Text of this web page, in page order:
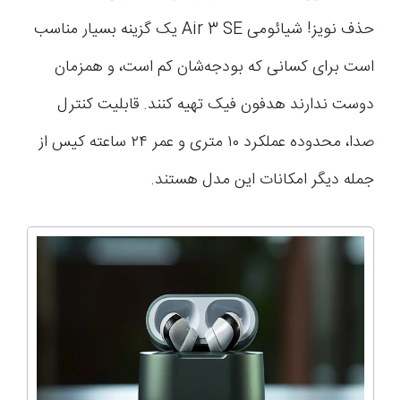
حذف نویز! شیائومی Air 3 SE یک گزینه بسیار مناسب
است برای کسانی که بودجه‌شان کم است، و همزمان
دوست ندارند هدفون فیک تهیه کنند. قابلیت کنترل
صدا، محدوده عملکرد ۱۰ متری و عمر ۲۴ ساعته کیس از
جمله دیگر امکانات این مدل هستند.